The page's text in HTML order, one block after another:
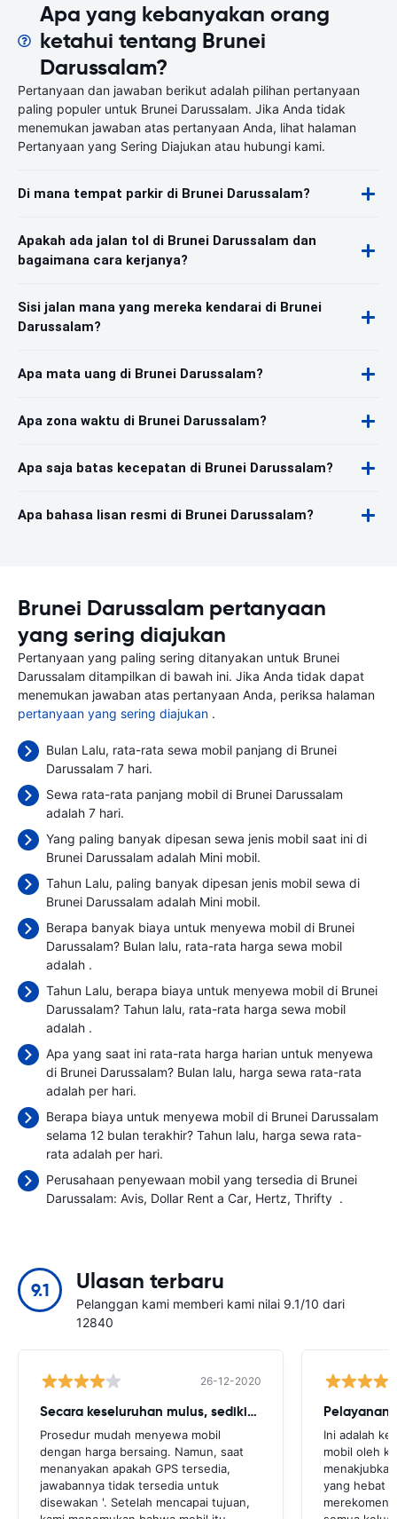
Apa yang kebanyakan orang
ketahui tentang Brunei
Darussalam?
Pertanyaan dan jawaban berikut adalah pilihan pertanyaan
paling populer untuk Brunei Darussalam. Jika Anda tidak
menemukan jawaban atas pertanyaan Anda, lihat halaman
Pertanyaan yang Sering Diajukan atau hubungi kami.
Di mana tempat parkir di Brunei Darussalam?
Apakah ada jalan tol di Brunei Darussalam dan
bagaimana cara kerjanya?
Sisi jalan mana yang mereka kendarai di Brunei
Darussalam?
Apa mata uang di Brunei Darussalam?
Apa zona waktu di Brunei Darussalam?
Apa saja batas kecepatan di Brunei Darussalam?
Apa bahasa lisan resmi di Brunei Darussalam?
Brunei Darussalam pertanyaan
yang sering diajukan
Pertanyaan yang paling sering ditanyakan untuk Brunei
Darussalam ditampilkan di bawah ini. Jika Anda tidak dapat
menemukan jawaban atas pertanyaan Anda, periksa halaman
pertanyaan yang sering diajukan .
Bulan Lalu, rata-rata sewa mobil panjang di Brunei
Darussalam 7 hari.
Sewa rata-rata panjang mobil di Brunei Darussalam
adalah 7 hari.
Yang paling banyak dipesan sewa jenis mobil saat ini di
Brunei Darussalam adalah Mini mobil.
Tahun Lalu, paling banyak dipesan jenis mobil sewa di
Brunei Darussalam adalah Mini mobil.
Berapa banyak biaya untuk menyewa mobil di Brunei
Darussalam? Bulan lalu, rata-rata harga sewa mobil
adalah .
Tahun Lalu, berapa biaya untuk menyewa mobil di Brunei
Darussalam? Tahun lalu, rata-rata harga sewa mobil
adalah .
Apa yang saat ini rata-rata harga harian untuk menyewa
di Brunei Darussalam? Bulan lalu, harga sewa rata-rata
adalah per hari.
Berapa biaya untuk menyewa mobil di Brunei Darussalam
selama 12 bulan terakhir? Tahun lalu, harga sewa rata-
rata adalah per hari.
Perusahaan penyewaan mobil yang tersedia di Brunei
Darussalam: Avis Dollar Rent a Car Hertz Thrifty .
9.1 Ulasan terbaru
Pelanggan kami memberi kami nilai 9.1/10 dari
12840
26-12-2020
Secara keseluruhan mulus, sedikit cegukan
Prosedur mudah menyewa mobil
dengan harga bersaing. Namun, saat
menanyakan apakah GPS tersedia,
jawabannya tidak tersedia untuk
disewakan '. Setelah mencapai tujuan,
Pelayanan
Ini adalah
mobil oleh
yang hebat